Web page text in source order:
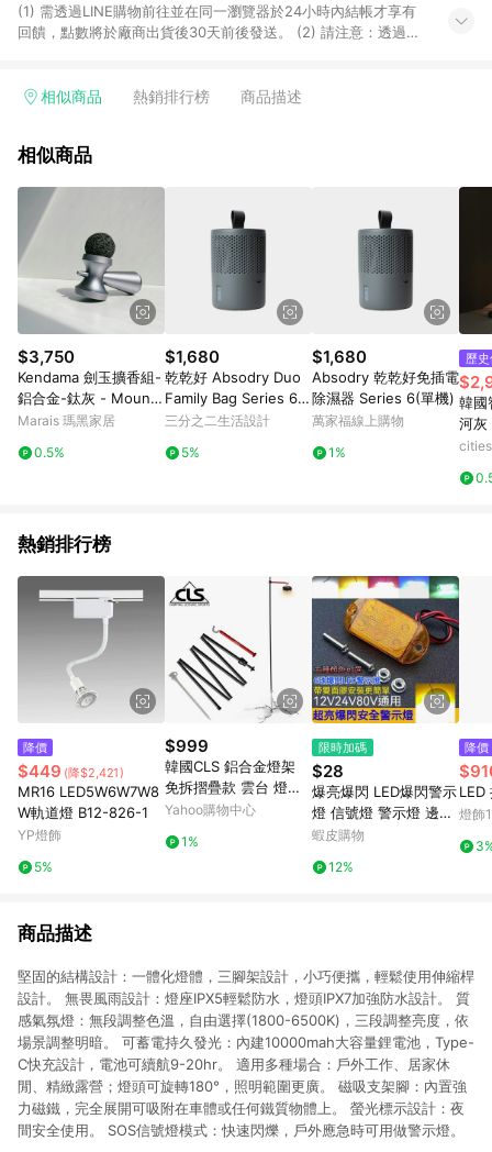
(1) 需透過LINE購物前往並在同一瀏覽器於24小時內結帳才享有
回饋，點數將於廠商出貨後30天前後發送。 (2) 請注意：透過
相似商品 熱銷排行榜 商品描述
相似商品
$3,750
Kendama 劍玉擴香組-
鋁合金-鈦灰 - Mounta
in Mist 山澗之霧
Marais 瑪黑家居
0.5%
$1,680
乾乾好 Absodry Duo
Family Bag Series 6
（單機）沈穩灰
三分之二生活設計
5%
$1,680
Absodry 乾乾好免插電
除濕器 Series 6(單機)
萬家福線上購物
1%
歷
韓國
河灰
熱銷排行榜
降價
$449 (降$2,421)
MR16 LED5W6W7W8
W軌道燈 B12-826-1
YP燈飾
5%
$999
韓國CLS 鋁合金燈架
免拆摺疊款 雲台 燈架
露營 野餐
Yahoo購物中心
1%
限時加碼
$28
爆亮爆閃 LED爆閃警示
燈 信號燈 警示燈 邊燈
側燈 貨車 防水 6珠超
作燈
蝦皮購物
12%
降價
燈飾
商品描述
堅固的結構設計：一體化燈體，三腳架設計，小巧便攜，輕鬆使用伸縮桿
設計。 無畏風雨設計：燈座IPX5輕鬆防水，燈頭IPX7加強防水設計。 質
感氣氛燈：無段調整色溫，自由選擇(1800-6500K)，三段調整亮度，依
場景調整明暗。 可蓄電持久發光：內建10000mah大容量鋰電池，Type-
C快充設計，電池可續航9-20hr。 適用多種場合：戶外工作、居家休
閒、精緻露營；燈頭可旋轉180°，照明範圍更廣。 磁吸支架腳：內置強
力磁鐵，完全展開可吸附在車體或任何鐵質物體上。 螢光標示設計：夜
間安全使用。 SOS信號燈模式：快速閃爍，戶外應急時可用做警示燈。